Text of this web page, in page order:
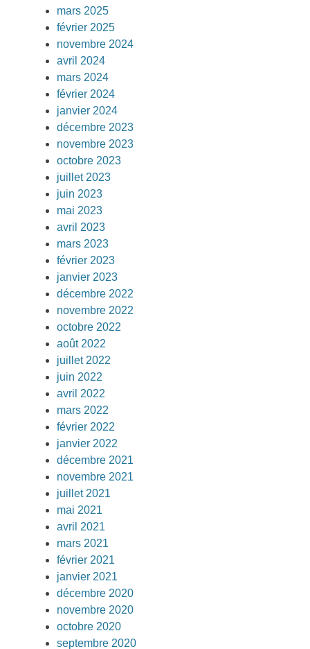
mars 2025
février 2025
novembre 2024
avril 2024
mars 2024
février 2024
janvier 2024
décembre 2023
novembre 2023
octobre 2023
juillet 2023
juin 2023
mai 2023
avril 2023
mars 2023
février 2023
janvier 2023
décembre 2022
novembre 2022
octobre 2022
août 2022
juillet 2022
juin 2022
avril 2022
mars 2022
février 2022
janvier 2022
décembre 2021
novembre 2021
juillet 2021
mai 2021
avril 2021
mars 2021
février 2021
janvier 2021
décembre 2020
novembre 2020
octobre 2020
septembre 2020